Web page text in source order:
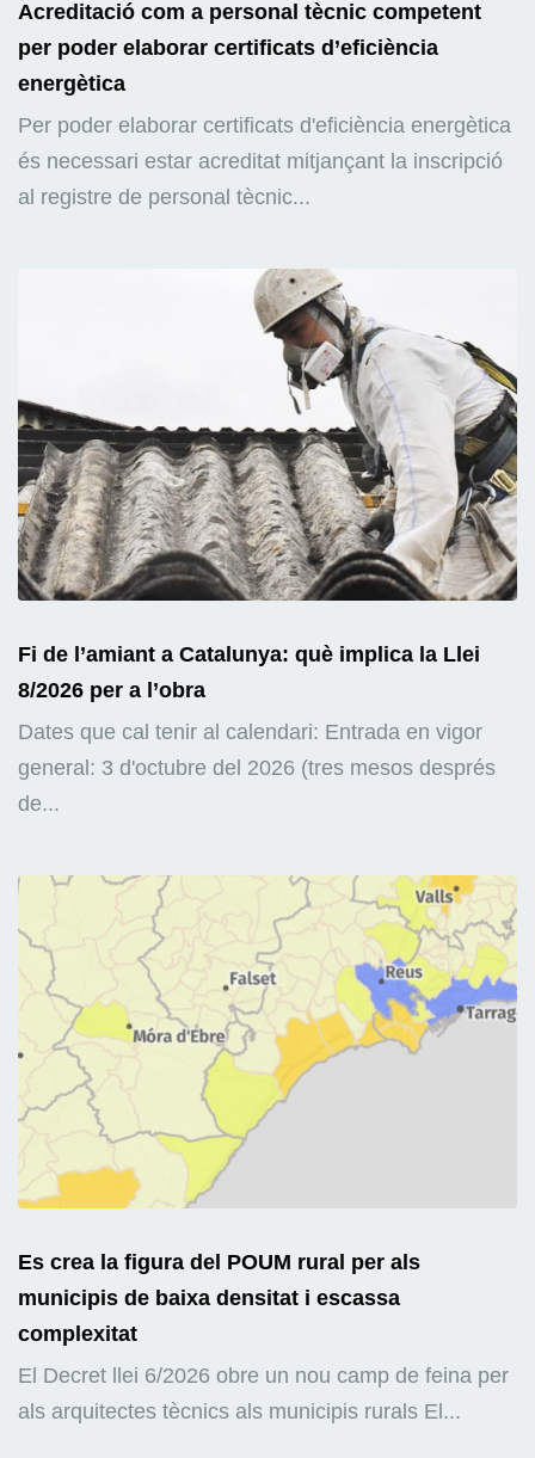
Acreditació com a personal tècnic competent
per poder elaborar certificats d’eficiència
energètica
Per poder elaborar certificats d'eficiència energètica
és necessari estar acreditat mitjançant la inscripció
al registre de personal tècnic...
Fi de l’amiant a Catalunya: què implica la Llei
8/2026 per a l’obra
Dates que cal tenir al calendari: Entrada en vigor
general: 3 d'octubre del 2026 (tres mesos després
de...
Es crea la figura del POUM rural per als
municipis de baixa densitat i escassa
complexitat
El Decret llei 6/2026 obre un nou camp de feina per
als arquitectes tècnics als municipis rurals El...